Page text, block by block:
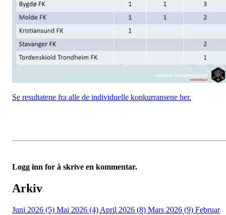
Se resultatene fra alle de individuelle konkurransene her.
Logg inn for å skrive en kommentar.
Arkiv
Juni 2026 (5) Mai 2026 (4) April 2026 (8) Mars 2026 (9) Februar